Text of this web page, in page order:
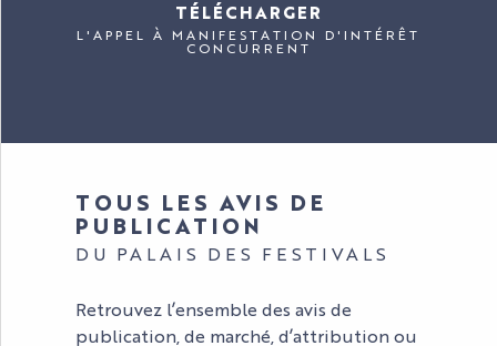
TÉLÉCHARGER
L'APPEL À MANIFESTATION D'INTÉRÊT
CONCURRENT
TOUS LES AVIS DE
PUBLICATION
DU PALAIS DES FESTIVALS
Retrouvez l’ensemble des avis de
publication, de marché, d’attribution ou